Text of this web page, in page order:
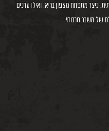
כיצד מתפתח מצפון בריא, ואילו ערכים
של משבר תרבותי.